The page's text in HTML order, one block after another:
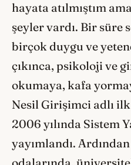
hayata atılmıştım
şeyler vardı. Bir süre
birçok duygu ve
çıkınca, psikoloji ve
okumaya, kafa
Nesil Girişimci adlı
2006 yılında Sistem
yayımlandı.